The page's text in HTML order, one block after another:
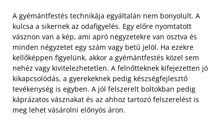
A gyémántfestés technikája egyáltalán nem bonyolult. A
kulcsa a sikernek az odafigyelés. Egy előre nyomtatott
vásznon van a kép, ami apró négyzetekre van osztva és
minden négyzetet egy szám vagy betű jelöl. Ha ezekre
kellőképpen figyelünk, akkor a gyémántfestés közel sem
nehéz vagy kivitelezhetetlen. A felnőtteknek kifejezetten jó
kikapcsolódás, a gyerekeknek pedig készségfejlesztő
tevékenység is egyben. A jól felszerelt boltokban pedig
káprázatos vásznakat és az ahhoz tartozó felszerelést is
meg lehet vásárolni előnyös áron.